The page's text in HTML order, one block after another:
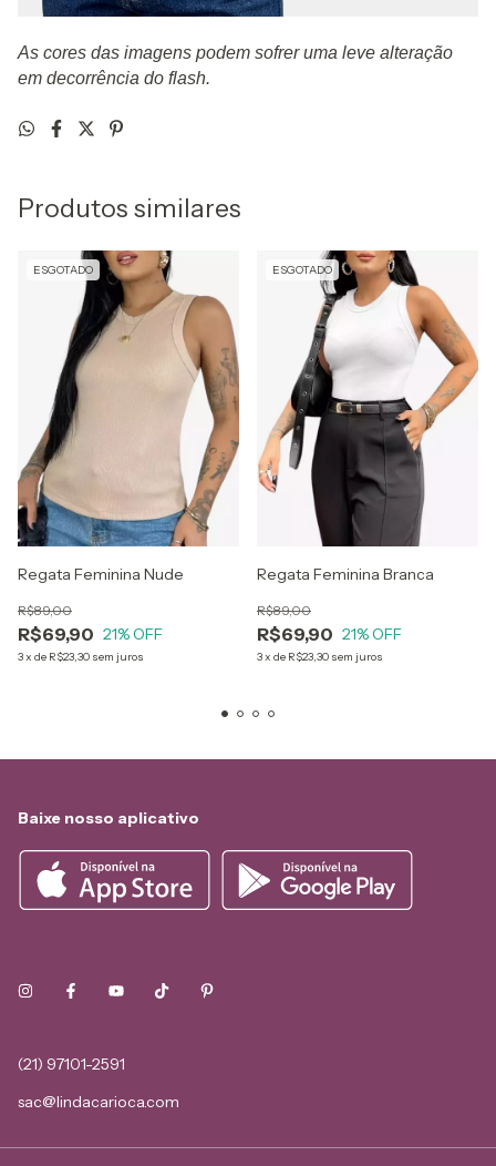
As cores das imagens podem sofrer uma leve alteração
em decorrência do flash.
Produtos similares
ESGOTADO
Regata Feminina Nude
R$69,90
R$89,00
21% OFF
3x de R$23,30 sem juros
ESGOTADO
Regata Feminina Branca
R$69,90
R$89,00
21% OFF
3x de R$23,30 sem juros
Baixe nosso aplicativo
(21) 97101-2591
sac@lindacarioca.com